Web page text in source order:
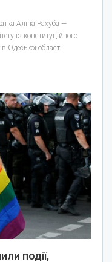
Аліна Рахуба —
із конституційного
Одеської області.
події,